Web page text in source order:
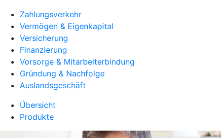
Zahlungsverkehr
Vermögen & Eigenkapital
Versicherung
Finanzierung
Vorsorge & Mitarbeiterbindung
Gründung & Nachfolge
Auslandsgeschäft
Übersicht
Produkte